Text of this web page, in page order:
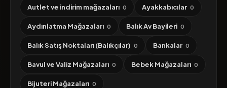
Autlet ve indirim mağazaları 0 Ayakkabıcılar 0
Aydınlatma Mağazaları 0 Balık Av Bayileri 0
Balık Satış Noktaları (Balıkçılar) 0 Bankalar 0
Bavul ve Valiz Mağazaları 0 Bebek Mağazaları 0
Bijuteri Mağazaları 0